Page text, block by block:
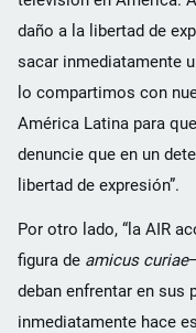
daño a la libertad de
sacar inmediatamente
lo compartimos con
América Latina para
denuncie que en un
libertad de expresión”.
Por otro lado, “la AIR
figura de amicus curiae
deban enfrentar en sus
inmediatamente hace